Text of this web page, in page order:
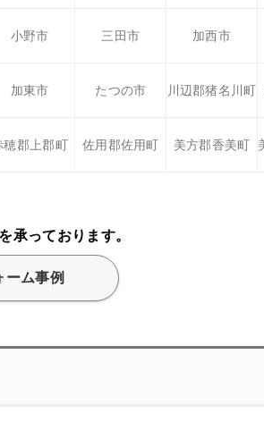
小野市 三田市 加西市
加東市 たつの市 川辺郡猪名川町
穂郡上郡町 佐用郡佐用町 美方郡香美町
承っております。
ーム事例